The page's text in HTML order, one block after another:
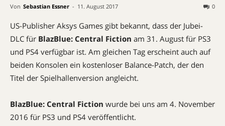
Von Sebastian Essner - 11. August 2017 0
US-Publisher Aksys Games gibt bekannt, dass der Jubei-
DLC für BlazBlue: Central Fiction am 31. August für PS3
und PS4 verfügbar ist. Am gleichen Tag erscheint auch auf
beiden Konsolen ein kostenloser Balance-Patch, der den
Titel der Spielhallenversion angleicht.
BlazBlue: Central Fiction wurde bei uns am 4. November
2016 für PS3 und PS4 veröffentlicht.